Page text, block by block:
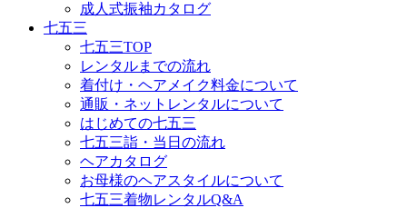
成人式振袖カタログ
七五三
七五三TOP
レンタルまでの流れ
着付け・ヘアメイク料金について
通販・ネットレンタルについて
はじめての七五三
七五三詣・当日の流れ
ヘアカタログ
お母様のヘアスタイルについて
七五三着物レンタルQ&A